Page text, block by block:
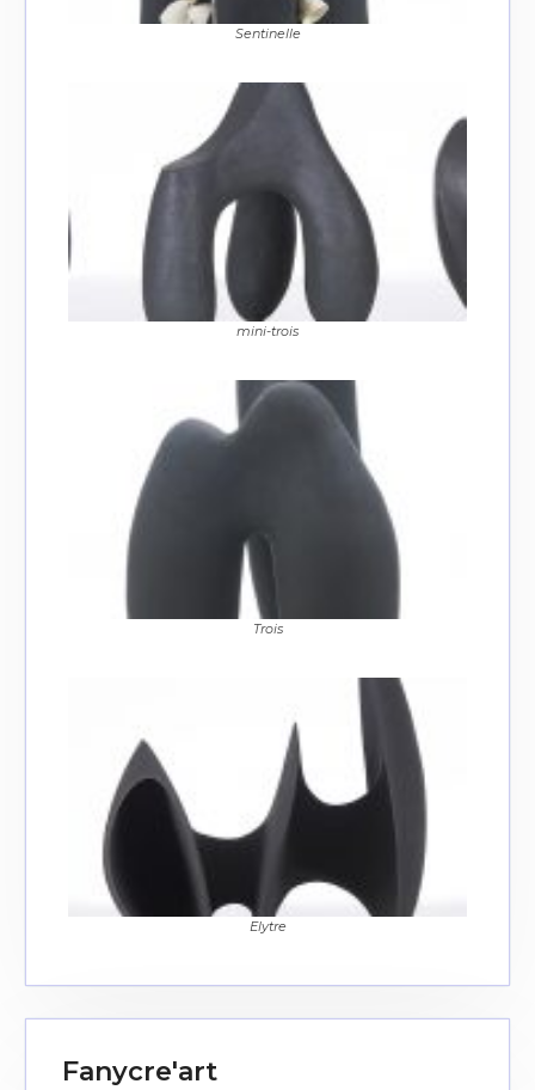
Prénom
Statut / Organisation
* Champ obligatoire
Adresse email*
Statut / Organisation
J'accepte les termes et conditions
Sentinelle
mini-trois
Trois
Elytre
Fanycre'art